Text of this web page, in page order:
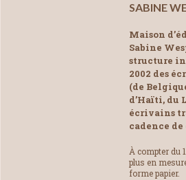
SABINE
Maison
Sabine
structure
2002 des
(de
d’Haïti, du
écrivains
cadence
À compter du
plus en
forme papier.